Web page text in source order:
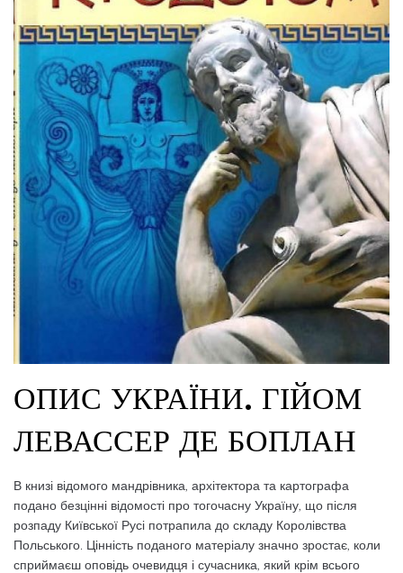
ОПИС УКРАЇНИ. ГІЙОМ
ЛЕВАССЕР ДЕ БОПЛАН
В книзі відомого мандрівника, архітектора та картографа
подано безцінні відомості про тогочасну Україну, що після
розпаду Київської Русі потрапила до складу Королівства
Польського. Цінність поданого матеріалу значно зростає, коли
сприймаєш оповідь очевидця і сучасника, який крім всього